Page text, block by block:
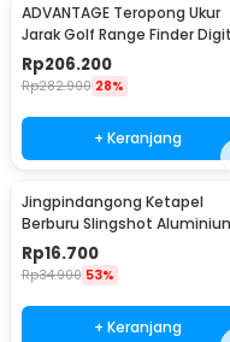
ADVANTAGE Teropong Ukur
Jarak Golf Range Finder
7x18 - AD-964
Rp206.200
Rp282.900 28%
+ Keranjang
Jingpindangong Ketapel
Berburu Slingshot
Alloy - OD-014
Rp16.700
Rp34.900 53%
+ Keranjang